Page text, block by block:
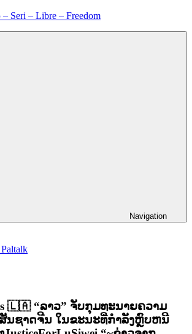
Seri – Libre – Freedom
Navigation
🇱🇦 “ລາວ” ຈັບກຸມທະນາຍຄວາມ
ນຊາດຈີນ ໃນຂະນະທີ່ກຳລັງຫຼົບຫນີ